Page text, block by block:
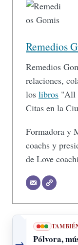
Remedios
Remedios
relaciones,
los libros "All
Citas en la
Formadora y
coachs y
de Love
Pólvora,